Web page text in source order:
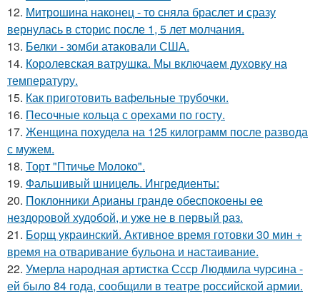
12. Митрошина наконец - то сняла браслет и сразу
вернулась в сторис после 1, 5 лет молчания.
13. Белки - зомби атаковали США.
14. Королевская ватрушка. Мы включаем духовку на
температуру.
15. Как приготовить вафельные трубочки.
16. Песочные кольца с орехами по госту.
17. Женщина похудела на 125 килограмм после развода
с мужем.
18. Торт "Птичье Молоко".
19. Фальшивый шницель. Ингредиенты:
20. Поклонники Арианы гранде обеспокоены ее
нездоровой худобой, и уже не в первый раз.
21. Борщ украинский. Активное время готовки 30 мин +
время на отваривание бульона и настаивание.
22. Умерла народная артистка Ссср Людмила чурсина -
ей было 84 года, сообщили в театре российской армии.